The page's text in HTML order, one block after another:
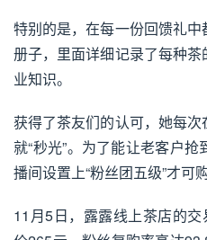
特别的是，在每一份回馈礼
册子，里面详细记录了每种
业知识。
获得了茶友们的认可，她每
就“秒光”。为了能让老客户
播间设置上“粉丝团五级”才可
11月5日，露露线上茶店的交